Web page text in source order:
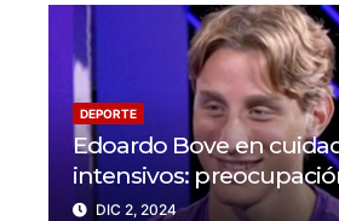
DEPORTE
Edoardo Bove en
intensivos:
solidaridad en el
DIC 2, 2024